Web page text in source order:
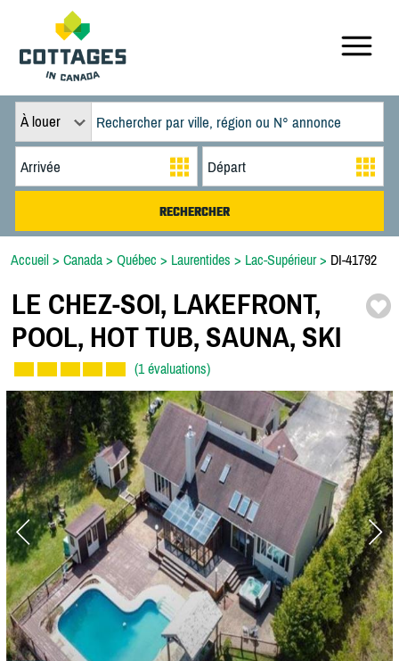
À louer
Accueil > Canada > Québec > Laurentides > Lac-Supérieur> DI-41792
LE CHEZ-SOI, LAKEFRONT,
POOL, HOT TUB, SAUNA, SKI
(1 évaluations)